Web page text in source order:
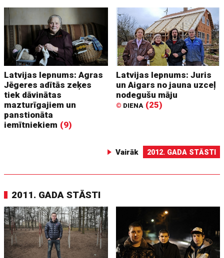
Latvijas lepnums: Agras
Jēgeres adītās zeķes
tiek dāvinātas
mazturīgajiem un
panstionāta
iemītniekiem (9)
Latvijas lepnums: Juris
un Aigars no jauna uzceļ
nodegušu māju
© DIENA (25)
Vairāk 2012. GADA STĀSTI
2011. GADA STĀSTI